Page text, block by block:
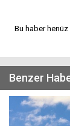
Bu haber henüz
Benzer